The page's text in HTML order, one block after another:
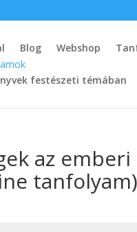
Blog Webshop
festészeti témában
az
tanfolyam)